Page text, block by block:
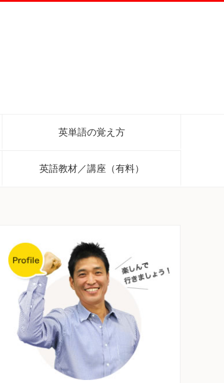
英単語の覚え方
英語教材／講座（有料）